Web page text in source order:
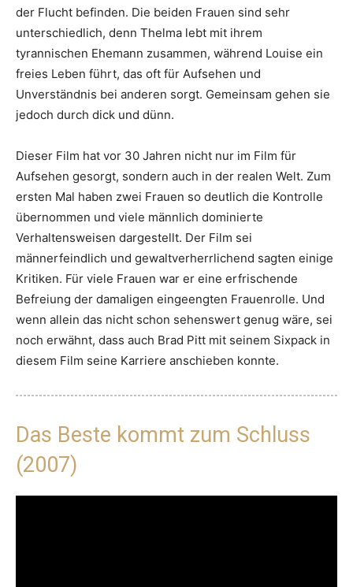
der Flucht befinden. Die beiden Frauen sind sehr
unterschiedlich, denn Thelma lebt mit ihrem
tyrannischen Ehemann zusammen, während Louise ein
freies Leben führt, das oft für Aufsehen und
Unverständnis bei anderen sorgt. Gemeinsam gehen sie
jedoch durch dick und dünn.
Dieser Film hat vor 30 Jahren nicht nur im Film für
Aufsehen gesorgt, sondern auch in der realen Welt. Zum
ersten Mal haben zwei Frauen so deutlich die Kontrolle
übernommen und viele männlich dominierte
Verhaltensweisen dargestellt. Der Film sei
männerfeindlich und gewaltverherrlichend sagten einige
Kritiken. Für viele Frauen war er eine erfrischende
Befreiung der damaligen eingeengten Frauenrolle. Und
wenn allein das nicht schon sehenswert genug wäre, sei
noch erwähnt, dass auch Brad Pitt mit seinem Sixpack in
diesem Film seine Karriere anschieben konnte.
Das Beste kommt zum Schluss
(2007)